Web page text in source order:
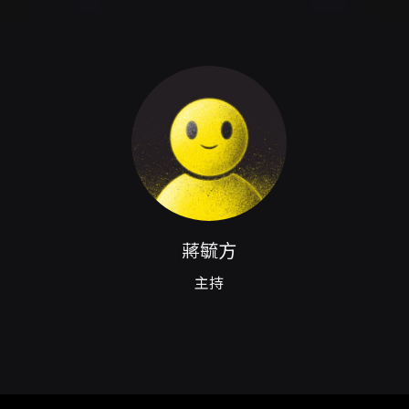
置於2F觀眾席。演出全長約60
票與取票： - 網路購買：支援
買。國內郵寄取票另收50元郵
費為每張票面售價10%。若以
票需依指定程序提交資料辦理
相關手續費依OPENTIX退款規
合指定條件之節目（國家表演
限制，請以套票頁面或購票頁
會公告於節目頁面；若主辦未
櫃服務細節請依OPENTIX公告
蔣毓方
主持